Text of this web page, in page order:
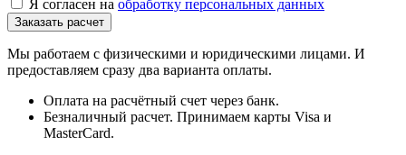
Я согласен на обработку персональных данных
Мы работаем с физическими и юридическими лицами. И
предоставляем сразу два варианта оплаты.
Оплата на расчётный счет через банк.
Безналичный расчет. Принимаем карты Visa и
MasterCard.